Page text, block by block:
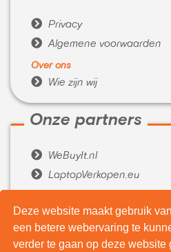
Deze website maakt gebruik
een betere webervaring te
verder te gaan op deze website
 Privacy
 Algemene voorwaarden
Over ons
 Wie zijn wij
Onze partners
 WeBuyIt.nl
 LaptopVerkopen.eu
